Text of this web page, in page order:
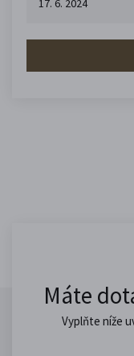
Máte
Vyplňte níže